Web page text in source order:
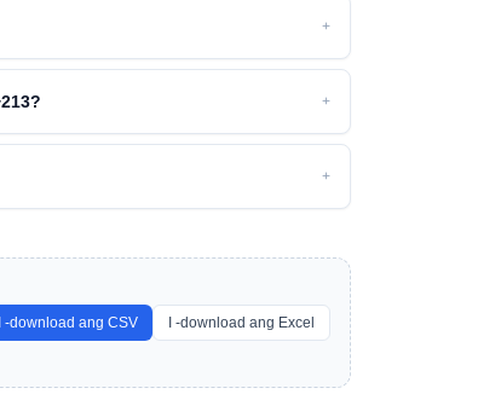
+
+
+
I -download ang CSV I -download ang Excel